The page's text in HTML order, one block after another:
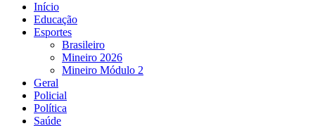
Início
Educação
Esportes
Brasileiro
Mineiro 2026
Mineiro Módulo 2
Geral
Policial
Política
Saúde